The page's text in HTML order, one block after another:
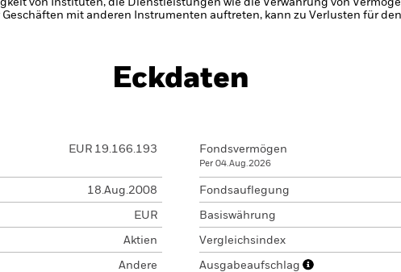
von Instituten, die Dienstleistungen wie die Verwahrung von
mit anderen Instrumenten auftreten, kann zu Verlusten für
Eckdaten
EUR 19.166.193
18.Aug.2008
EUR
Aktien
Andere
Fondsvermögen
Per 04.Aug.2026
Fondsauflegung
Basiswährung
Vergleichsindex
Ausgabeaufschlag